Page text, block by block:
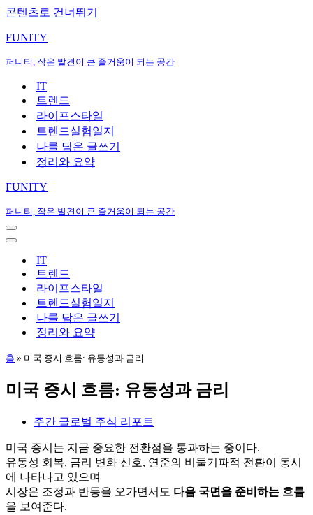
콘텐츠로 건너뛰기
FUNITY
퍼니티, 작은 발견이 큰 즐거움이 되는 공간
IT
트렌드
라이프스타일
트렌드실험일지
나를 담은 글쓰기
정리와 요약
FUNITY
퍼니티, 작은 발견이 큰 즐거움이 되는 공간
내
비
내
IT
트렌드
라이프스타일
트렌드실험일지
나를 담은 글쓰기
정리와 요약
홈 » 미국 증시 흐름: 유동성과 금리
미국 증시 흐름: 유동성과 금리
주간 글로벌 주식 리포트
미국 증시는 지금 중요한 전환점을 통과하는 중이다.
유동성 회복, 금리 변화 신호, 연준의 비둘기파적 전환이 동시
에 나타나고 있으며
시장은 조정과 반등을 오가면서도 다음 국면을 준비하는 흐름
을 보여준다.